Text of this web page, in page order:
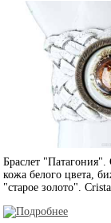
Браслет "Патагония".
кожа белого цвета,
"старое золото".